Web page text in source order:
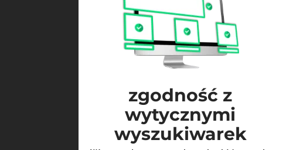
zgodność z
wytycznymi
wyszukiwarek